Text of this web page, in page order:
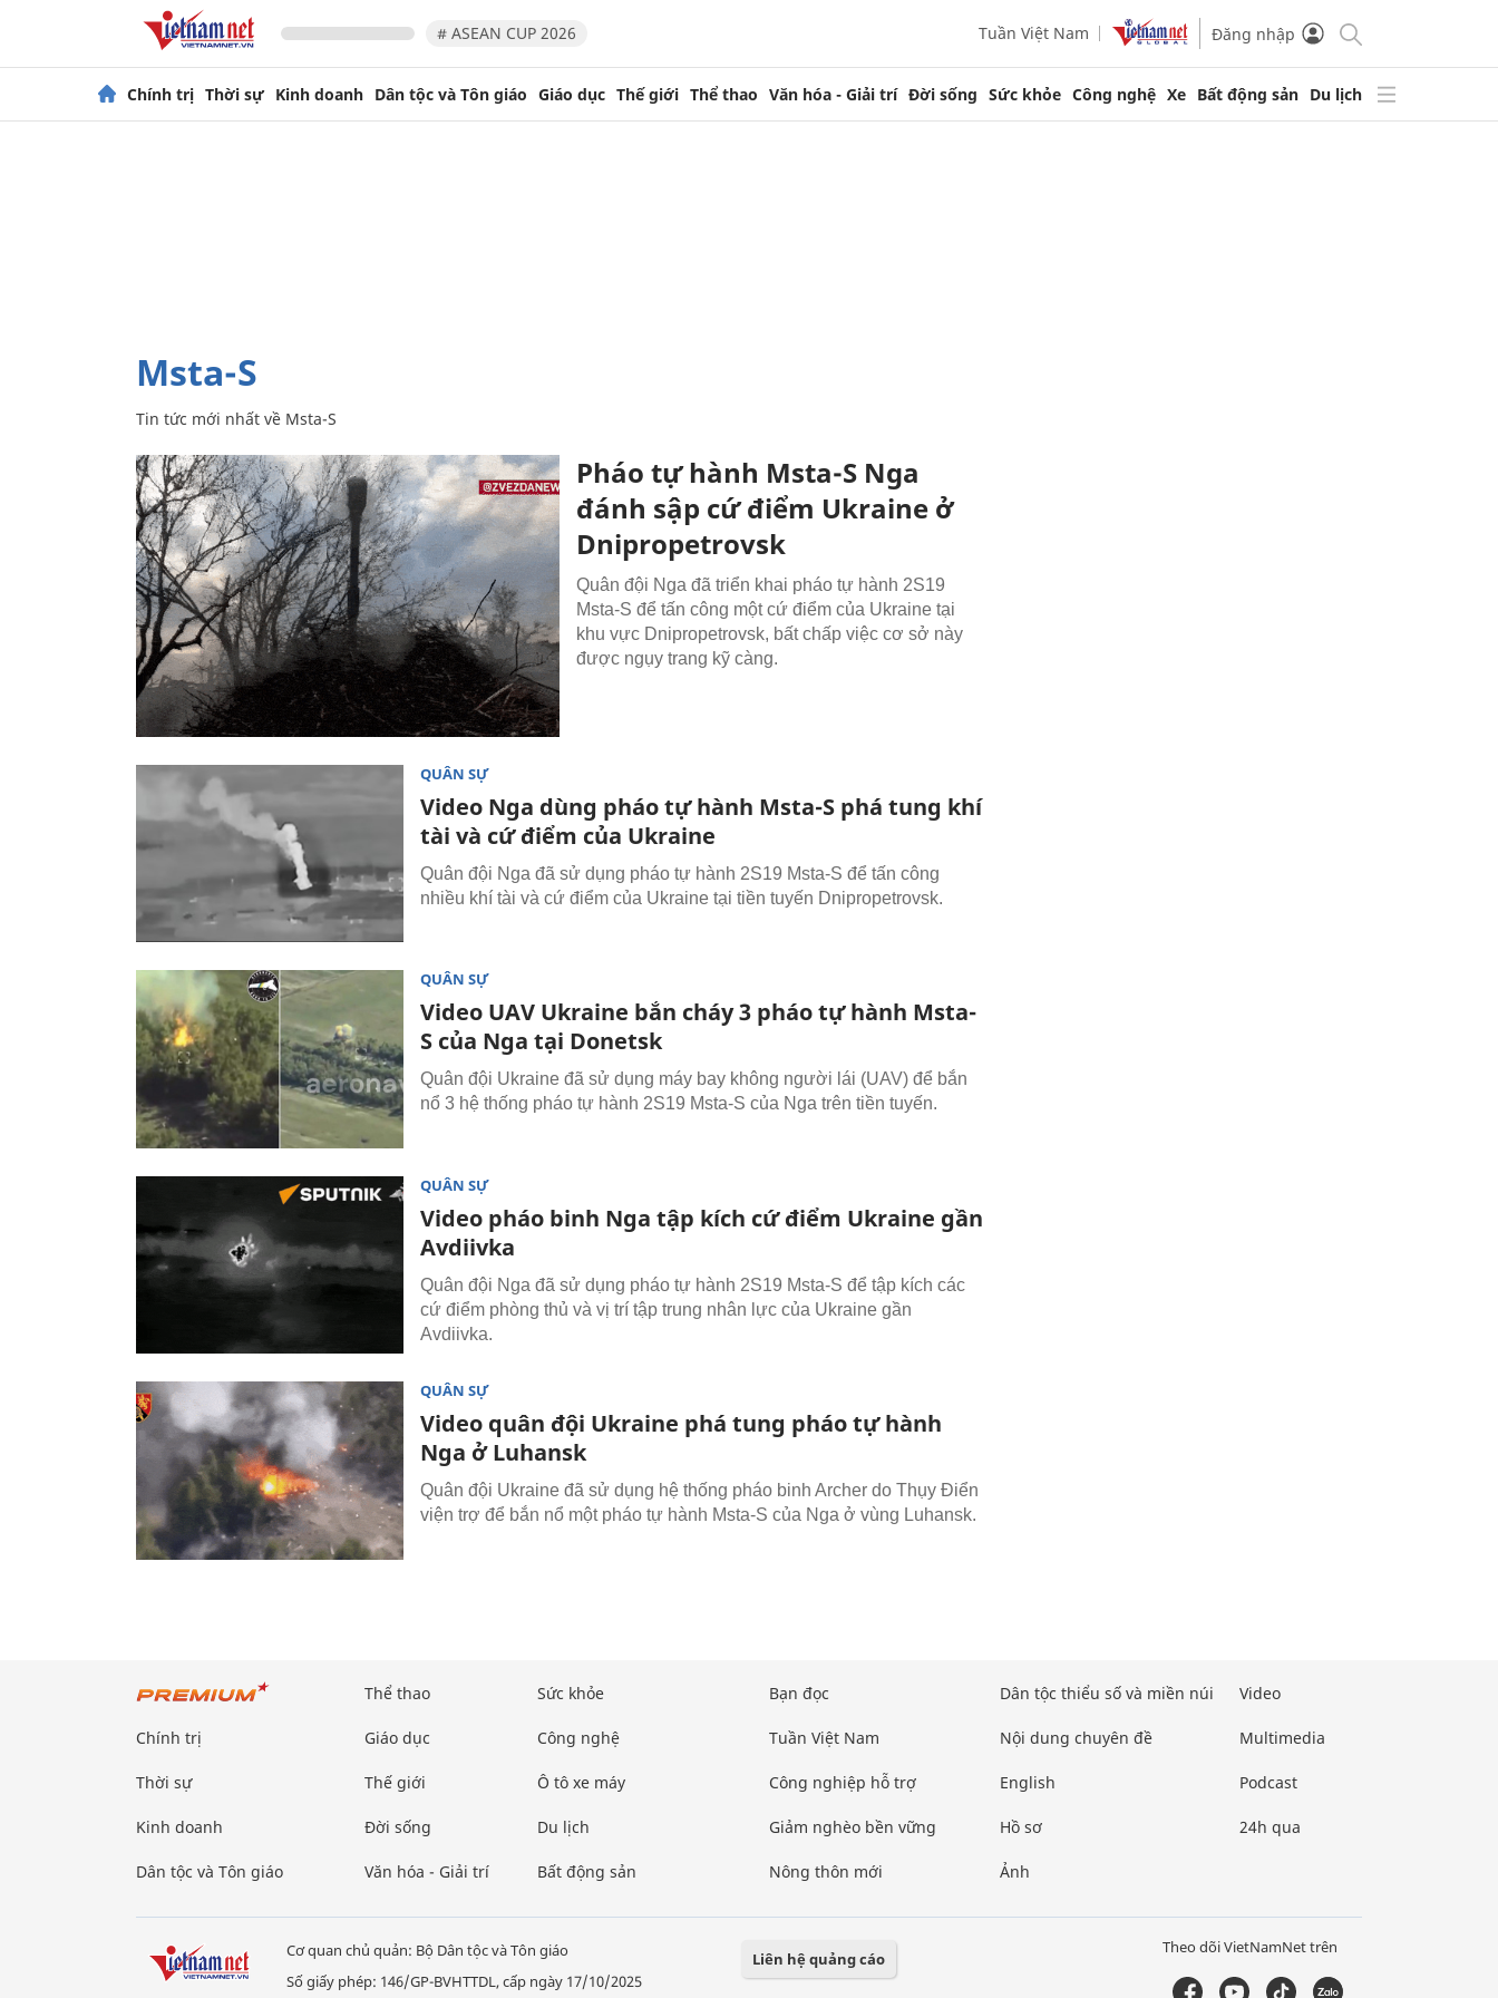
# ASEAN CUP 2026 Tuần Việt Nam Đăng nhập
Chính trị Thời sự Kinh doanh Dân tộc và Tôn giáo Giáo dục Thế giới Thể thao Văn hóa - Giải trí Đời sống Sức khỏe Công nghệ Xe Bất động sản Du lịch
Msta-S
Tin tức mới nhất về Msta-S
Pháo tự hành Msta-S Nga
đánh sập cứ điểm Ukraine ở
Dnipropetrovsk
Quân đội Nga đã triển khai pháo tự hành 2S19
Msta-S để tấn công một cứ điểm của Ukraine tại
khu vực Dnipropetrovsk, bất chấp việc cơ sở này
được ngụy trang kỹ càng.
QUÂN SỰ
Video Nga dùng pháo tự hành Msta-S phá tung khí
tài và cứ điểm của Ukraine
Quân đội Nga đã sử dụng pháo tự hành 2S19 Msta-S để tấn công
nhiều khí tài và cứ điểm của Ukraine tại tiền tuyến Dnipropetrovsk.
QUÂN SỰ
Video UAV Ukraine bắn cháy 3 pháo tự hành Msta-
S của Nga tại Donetsk
Quân đội Ukraine đã sử dụng máy bay không người lái (UAV) để bắn
nổ 3 hệ thống pháo tự hành 2S19 Msta-S của Nga trên tiền tuyến.
QUÂN SỰ
Video pháo binh Nga tập kích cứ điểm Ukraine gần
Avdiivka
Quân đội Nga đã sử dụng pháo tự hành 2S19 Msta-S để tập kích các
cứ điểm phòng thủ và vị trí tập trung nhân lực của Ukraine gần
Avdiivka.
QUÂN SỰ
Video quân đội Ukraine phá tung pháo tự hành
Nga ở Luhansk
Quân đội Ukraine đã sử dụng hệ thống pháo binh Archer do Thụy Điển
viện trợ để bắn nổ một pháo tự hành Msta-S của Nga ở vùng Luhansk.
Chính trị
Thời sự
Kinh doanh
Dân tộc và Tôn giáo
Thể thao
Giáo dục
Thế giới
Đời sống
Văn hóa - Giải trí
Sức khỏe
Công nghệ
Ô tô xe máy
Du lịch
Bất động sản
Bạn đọc
Tuần Việt Nam
Công nghiệp hỗ trợ
Giảm nghèo bền vững
Nông thôn mới
Dân tộc thiểu số và miền núi
Nội dung chuyên đề
English
Hồ sơ
Ảnh
Video
Multimedia
Podcast
24h qua
Cơ quan chủ quản: Bộ Dân tộc và Tôn giáo
Số giấy phép: 146/GP-BVHTTDL, cấp ngày 17/10/2025
Liên hệ quảng cáo
Theo dõi VietNamNet trên